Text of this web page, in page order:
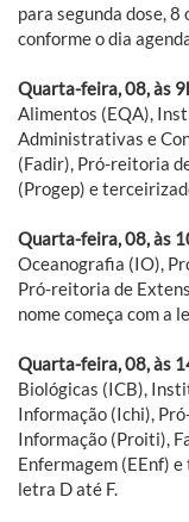
para segunda dose,
conforme o dia
Quarta-feira, 08, às
Alimentos (EQA),
Administrativas e
(Fadir), Pró-reitoria
(Progep) e
Quarta-feira, 08, às
Oceanografia (IO),
Pró-reitoria de
nome começa com a
Quarta-feira, 08, às
Biológicas (ICB),
Informação (Ichi),
Informação (Proiti),
Enfermagem (EEnf)
letra D até F.